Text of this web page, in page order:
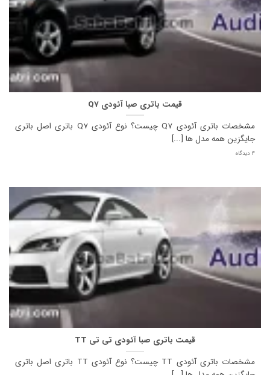
قیمت باتری صبا آئودی Q7
مشخصات باتری آئودی Q7 چیست؟ نوع آئودی Q7 باتری اصل باتری
جایگزین همه مدل ها [...]
4 دیدگاه
قیمت باتری صبا آئودی تی تی TT
مشخصات باتری آئودی TT چیست؟ نوع آئودی TT باتری اصل باتری